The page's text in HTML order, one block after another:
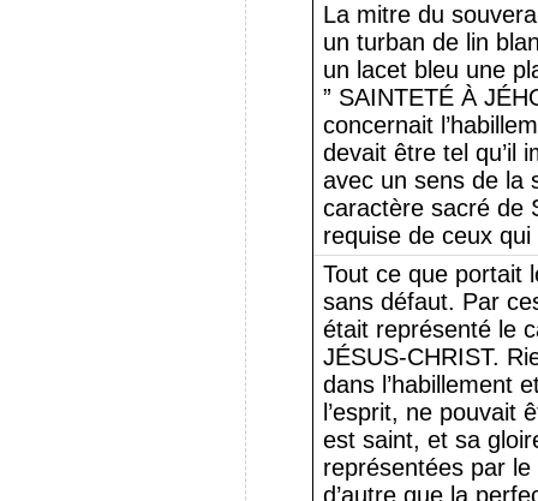
La mitre du
un turban de lin
un lacet bleu une
” SAINTETÉ À
concernait
devait être tel qu’il
avec un sens de la
caractère sacré de
requise de ceux
Tout ce que portait
sans défaut. Par
était représenté le
JÉSUS-CHRIST.
dans l’habillement
l’esprit, ne pouvait
est saint, et sa
représentées par
d’autre que la